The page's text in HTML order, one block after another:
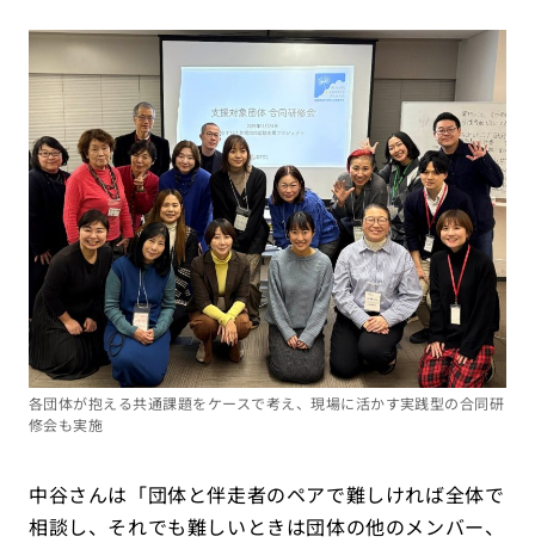
各団体が抱える共通課題をケースで考え、現場に活かす実践型の合同研
修会も実施
中谷さんは「団体と伴走者のペアで難しければ全体で
相談し、それでも難しいときは団体の他のメンバー、